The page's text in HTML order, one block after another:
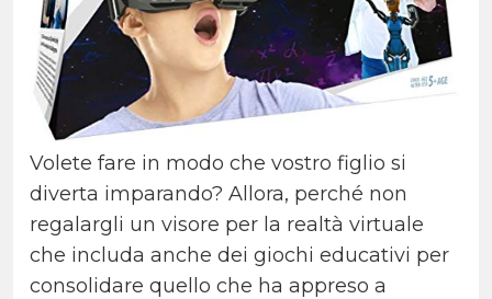
Volete fare in modo che vostro figlio si
diverta imparando? Allora, perché non
regalargli un visore per la realtà virtuale
che includa anche dei giochi educativi per
consolidare quello che ha appreso a